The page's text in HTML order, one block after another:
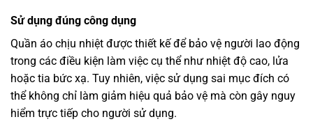
Sử dụng đúng công dụng
Quần áo chịu nhiệt được thiết kế để bảo vệ người lao động
trong các điều kiện làm việc cụ thể như nhiệt độ cao, lửa
hoặc tia bức xạ. Tuy nhiên, việc sử dụng sai mục đích có
thể không chỉ làm giảm hiệu quả bảo vệ mà còn gây nguy
hiểm trực tiếp cho người sử dụng.